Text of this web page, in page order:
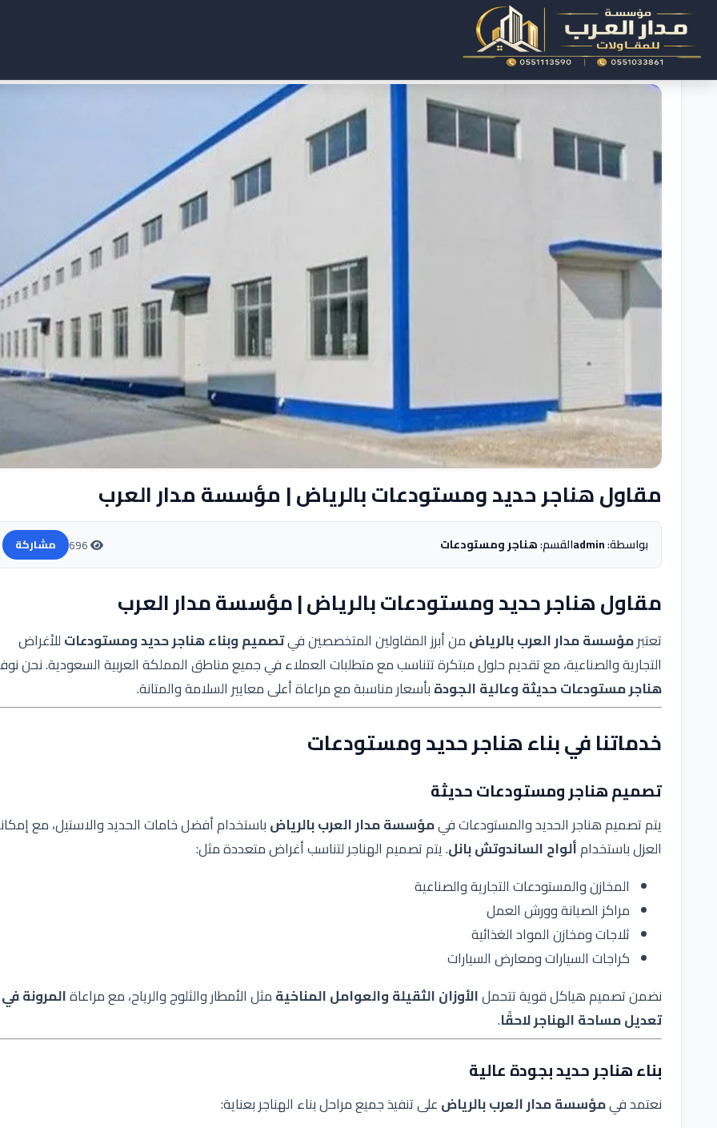
مقاول هناجر حديد ومستودعات بالرياض | مؤسسة مدار العرب
بواسطة:adminالقسم:هناجر ومستودعات مشاركة
مقاول هناجر حديد ومستودعات بالرياض | مؤسسة مدار العرب
تعتبرمؤسسة مدار العرب بالرياضمن أبرز المقاولين المتخصصين فيتصميم وبناء هناجر حديد ومستودعاتللأغراض
التجارية والصناعية، مع تقديم حلول مبتكرة تتناسب مع متطلبات العملاء في جميع مناطق المملكة العربية السعودية. نحن
هناجر مستودعات حديثة وعالية الجودةبأسعار مناسبة مع مراعاة أعلى معايير السلامة والمتانة.
خدماتنا فيبناء هناجر حديد ومستودعات
تصميم هناجر ومستودعات حديثة
يتم تصميم هناجر الحديد والمستودعات فيمؤسسة مدار العرب بالرياضباستخدام أفضل خامات الحديد والاستيل، مع
العزل باستخدامألواح الساندوتش بانل. يتم تصميم الهناجر لتناسب أغراض متعددة مثل:
المخازن والمستودعات التجارية والصناعية
مراكز الصيانة وورش العمل
ثلاجات ومخازن المواد الغذائية
كراجات السيارات ومعارض السيارات
نضمن تصميم هياكل قوية تتحملالأوزان الثقيلة والعوامل المناخيةمثل الأمطار والثلوج والرياح، مع مراعاةالمرونة في
تعديل مساحة الهناجر لاحقًا.
بناء هناجر حديد بجودة عالية
نعتمد فيمؤسسة مدار العرب بالرياضعلى تنفيذ جميع مراحل بناء الهناجر بعناية: